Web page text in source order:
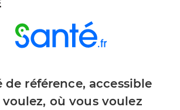
de référence, accessible
où vous voulez